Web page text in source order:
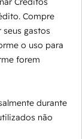
Compre
gastos
o uso para
forem
durante
não